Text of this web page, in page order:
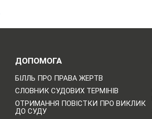
ДОПОМОГА
БІЛЛЬ ПРО ПРАВА ЖЕРТВ
СЛОВНИК СУДОВИХ ТЕРМІНІВ
ОТРИМАННЯ ПОВІСТКИ ПРО ВИКЛИК
ДО СУДУ